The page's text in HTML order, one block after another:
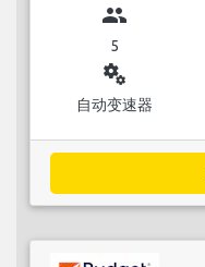
group
5
miscellaneous_services
自动变速器